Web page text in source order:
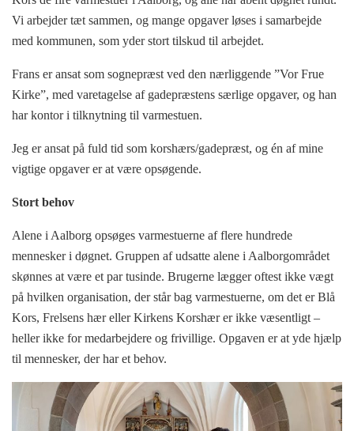
Vi arbejder tæt sammen, og mange opgaver løses i samarbejde
med kommunen, som yder stort tilskud til arbejdet.
Frans er ansat som sognepræst ved den nærliggende ”Vor Frue
Kirke”, med varetagelse af gadepræstens særlige opgaver, og han
har kontor i tilknytning til varmestuen.
Jeg er ansat på fuld tid som korshærs/gadepræst, og én af mine
vigtige opgaver er at være opsøgende.
Stort behov
Alene i Aalborg opsøges varmestuerne af flere hundrede
mennesker i døgnet. Gruppen af udsatte alene i Aalborgområdet
skønnes at være et par tusinde. Brugerne lægger oftest ikke vægt
på hvilken organisation, der står bag varmestuerne, om det er Blå
Kors, Frelsens hær eller Kirkens Korshær er ikke væsentligt –
heller ikke for medarbejdere og frivillige. Opgaven er at yde hjælp
til mennesker, der har et behov.